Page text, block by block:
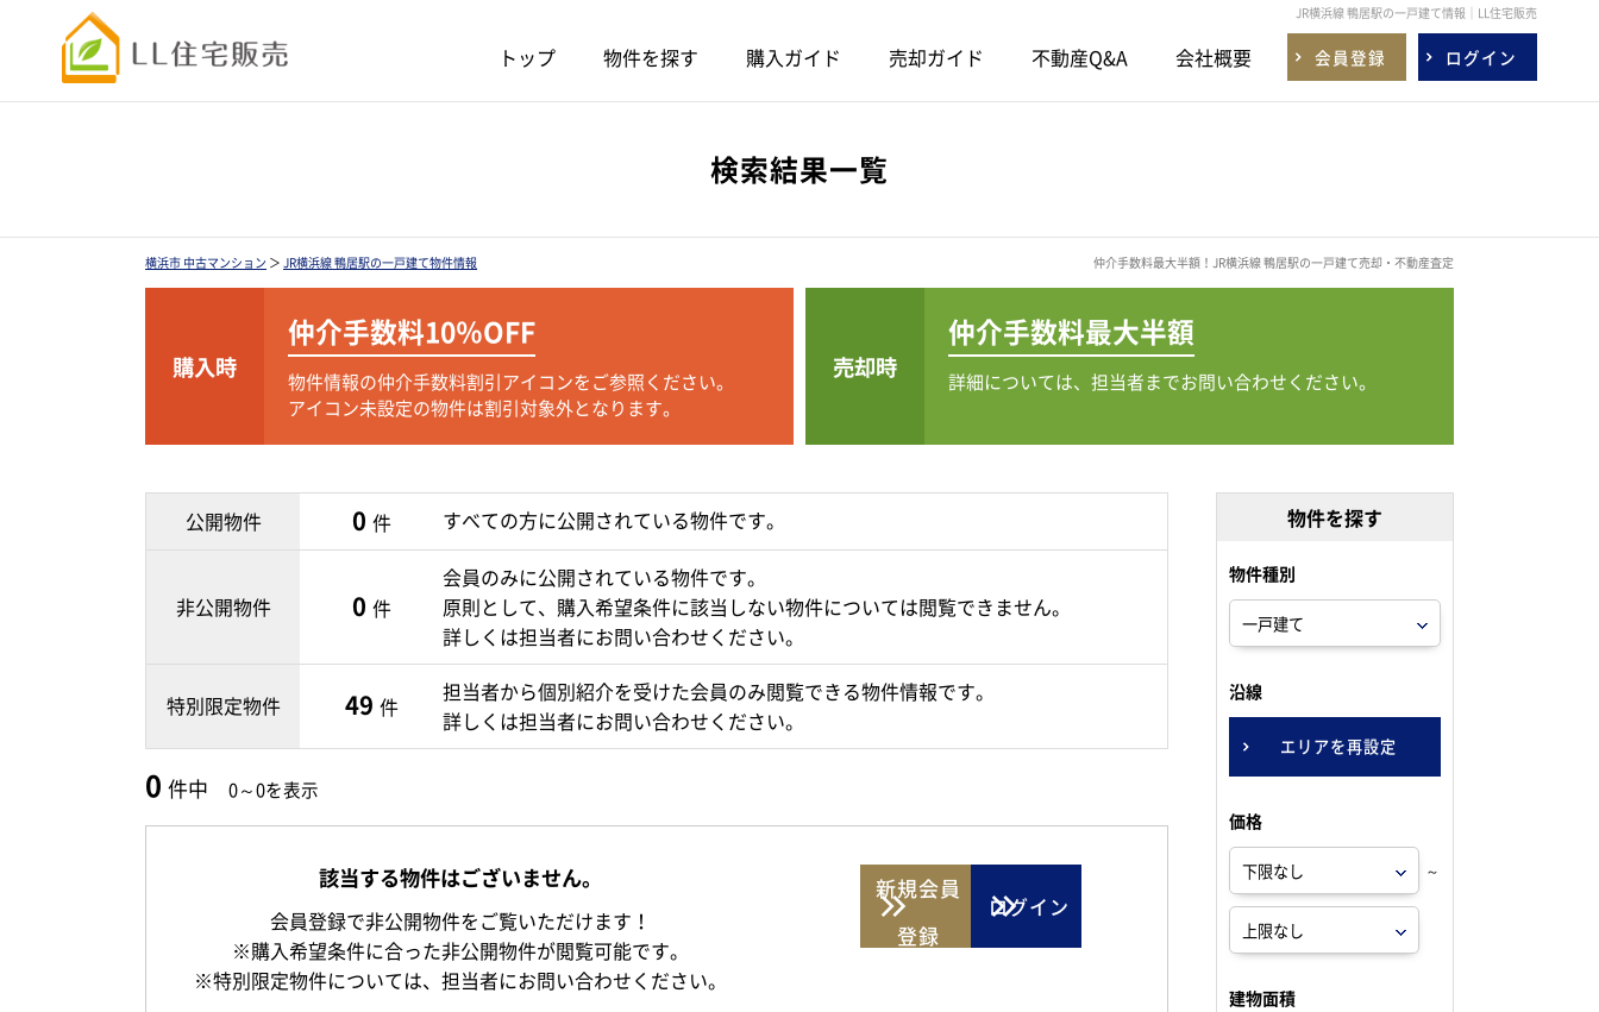
JR横浜線 鴨居駅の一戸建て情報｜LL住宅販売
トップ 物件を探す 購入ガイド 売却ガイド 不動産Q&A 会社概要 会員登録 ログイン
検索結果一覧
横浜市 中古マンション ＞ JR横浜線 鴨居駅の一戸建て物件情報 仲介手数料最大半額！JR横浜線 鴨居駅の一戸建て売却・不動産査定
購入時
仲介手数料10％OFF
物件情報の仲介手数料割引アイコンをご参照ください。
アイコン未設定の物件は割引対象外となります。
売却時
仲介手数料最大半額
詳細については、担当者までお問い合わせください。
公開物件 0 件 すべての方に公開されている物件です。
非公開物件 0 件
会員のみに公開されている物件です。
原則として、購入希望条件に該当しない物件については閲覧できません。
詳しくは担当者にお問い合わせください。
特別限定物件 49 件
担当者から個別紹介を受けた会員のみ閲覧できる物件情報です。
詳しくは担当者にお問い合わせください。
0 件中 0～0を表示
該当する物件はございません。
会員登録で非公開物件をご覧いただけます！
※購入希望条件に合った非公開物件が閲覧可能です。
※特別限定物件については、担当者にお問い合わせください。
新規会員
登録
ログイン
物件を探す
物件種別
沿線
エリアを再設定
価格
～
建物面積